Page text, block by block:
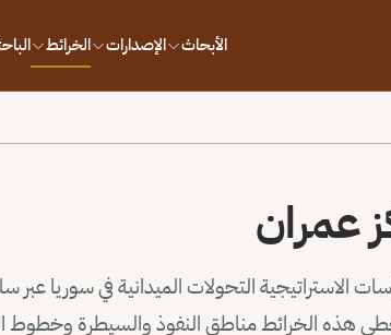
الأبحاث الإصدارات الخرائط
عمران
الاستراتيجية التحولات الميدانية في سوريا
تغطي هذه الخرائط مناطق النفوذ والسيطرة